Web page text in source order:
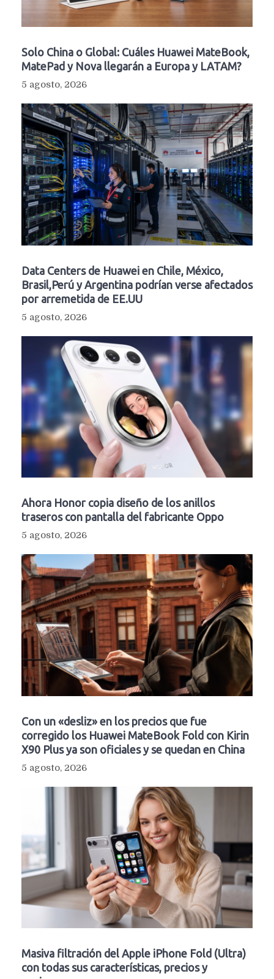
Solo China o Global: Cuáles Huawei MateBook,
MatePad y Nova llegarán a Europa y LATAM?
5 agosto, 2026
Data Centers de Huawei en Chile, México,
Brasil,Perú y Argentina podrían verse afectados
por arremetida de EE.UU
5 agosto, 2026
Ahora Honor copia diseño de los anillos
traseros con pantalla del fabricante Oppo
5 agosto, 2026
Con un «desliz» en los precios que fue
corregido los Huawei MateBook Fold con Kirin
X90 Plus ya son oficiales y se quedan en China
5 agosto, 2026
Masiva filtración del Apple iPhone Fold (Ultra)
con todas sus características, precios y